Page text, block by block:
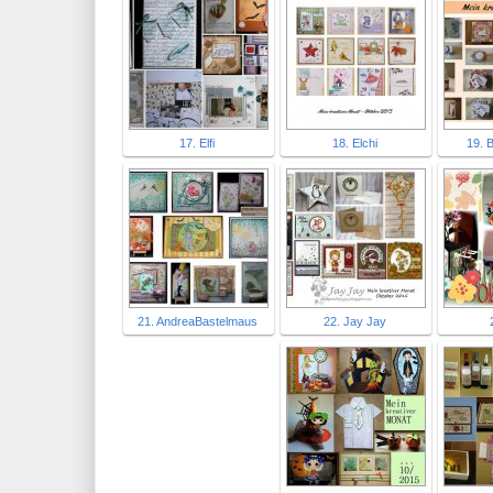
17. Elfi 18. Elchi 19.
21. AndreaBastelmaus 22. Jay Jay